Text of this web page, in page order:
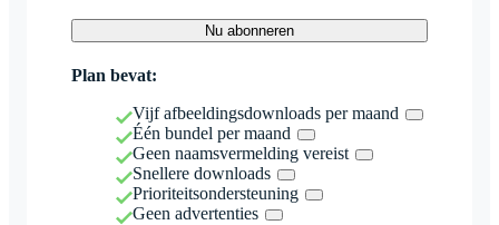
Nu abonneren
Plan bevat:
Vijf afbeeldingsdownloads per maand
Één bundel per maand
Geen naamsvermelding vereist
Snellere downloads
Prioriteitsondersteuning
Geen advertenties